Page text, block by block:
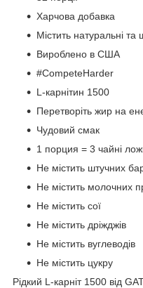
Харчова добавка
Містить натуральні та
Вироблено в США
#CompeteHarder
L-карнітин 1500
Перетворіть жир на
Чудовий смак
1 порция = 3 чайні
Не містить штучних
Не містить молочних
Не містить сої
Не містить дріжджів
Не містить вуглеводів
Не містить цукру
Рідкий L-карніт 1500 від